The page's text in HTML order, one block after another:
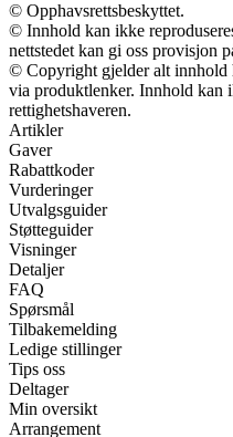
© Opphavsrettsbeskyttet.
© Innhold kan ikke
nettstedet kan gi oss provisjon
© Copyright gjelder alt innhold
via produktlenker. Innhold kan
rettighetshaveren.
Artikler
Gaver
Rabattkoder
Vurderinger
Utvalgsguider
Støtteguider
Visninger
Detaljer
FAQ
Spørsmål
Tilbakemelding
Ledige stillinger
Tips oss
Deltager
Min oversikt
Arrangement